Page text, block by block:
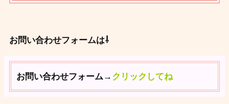
お問い合わせフォームは⇩
お問い合わせフォーム→ クリックしてね